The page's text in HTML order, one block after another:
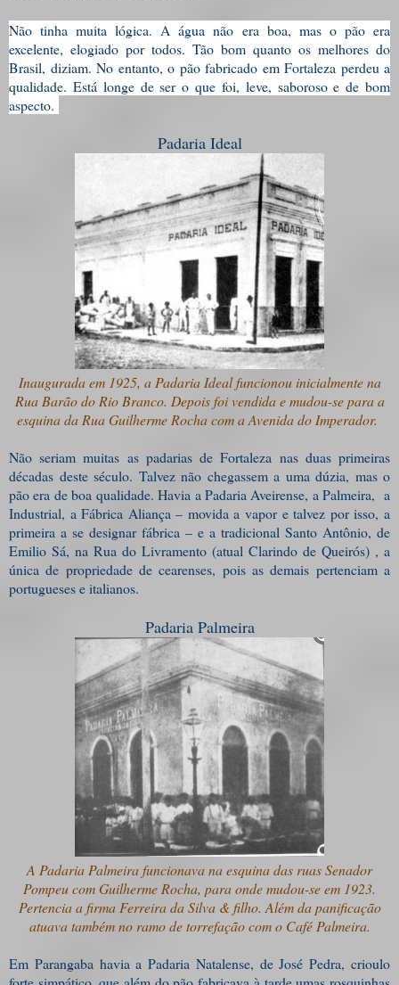
Não tinha muita lógica. A água não era boa, mas o pão era
excelente, elogiado por todos. Tão bom quanto os melhores do
Brasil, diziam. No entanto, o pão fabricado em Fortaleza perdeu a
qualidade. Está longe de ser o que foi, leve, saboroso e de bom
aspecto.
Padaria Ideal
Inaugurada em 1925, a Padaria Ideal funcionou inicialmente na
Rua Barão do Rio Branco. Depois foi vendida e mudou-se para a
esquina da Rua Guilherme Rocha com a Avenida do Imperador.
Não seriam muitas as padarias de Fortaleza nas duas primeiras
décadas deste século. Talvez não chegassem a uma dúzia, mas o
pão era de boa qualidade. Havia a Padaria Aveirense, a Palmeira, a
Industrial, a Fábrica Aliança – movida a vapor e talvez por isso, a
primeira a se designar fábrica – e a tradicional Santo Antônio, de
Emilio Sá, na Rua do Livramento (atual Clarindo de Queirós) , a
única de propriedade de cearenses, pois as demais pertenciam a
portugueses e italianos.
Padaria Palmeira
A Padaria Palmeira funcionava na esquina das ruas Senador
Pompeu com Guilherme Rocha, para onde mudou-se em 1923.
Pertencia a firma Ferreira da Silva & filho. Além da panificação
atuava também no ramo de torrefação com o Café Palmeira.
Em Parangaba havia a Padaria Natalense, de José Pedra, crioulo